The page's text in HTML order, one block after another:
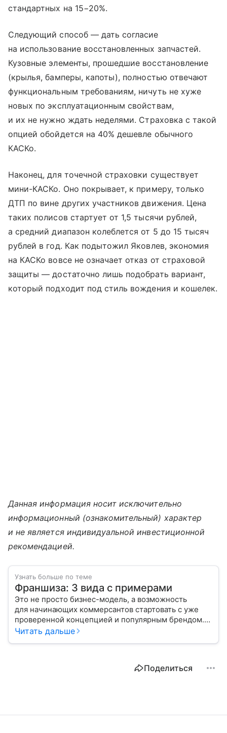
стандартных на 15−20%.
Следующий способ — дать согласие
на использование восстановленных запчастей.
Кузовные элементы, прошедшие восстановление
(крылья, бамперы, капоты), полностью отвечают
функциональным требованиям, ничуть не хуже
новых по эксплуатационным свойствам,
и их не нужно ждать неделями. Страховка с такой
опцией обойдется на 40% дешевле обычного
КАСКо.
Наконец, для точечной страховки существует
мини-КАСКо. Оно покрывает, к примеру, только
ДТП по вине других участников движения. Цена
таких полисов стартует от 1,5 тысячи рублей,
а средний диапазон колеблется от 5 до 15 тысяч
рублей в год. Как подытожил Яковлев, экономия
на КАСКо вовсе не означает отказ от страховой
защиты — достаточно лишь подобрать вариант,
который подходит под стиль вождения и кошелек.
Данная информация носит исключительно
информационный (ознакомительный) характер
и не является индивидуальной инвестиционной
рекомендацией.
Узнать больше по теме
Франшиза: 3 вида с примерами
Это не просто бизнес-модель, а возможность
для начинающих коммерсантов стартовать с уже
проверенной концепцией и популярным брендом.
Речь идет о франшизе. Подробнее в материале —
Читать дальше
Поделиться